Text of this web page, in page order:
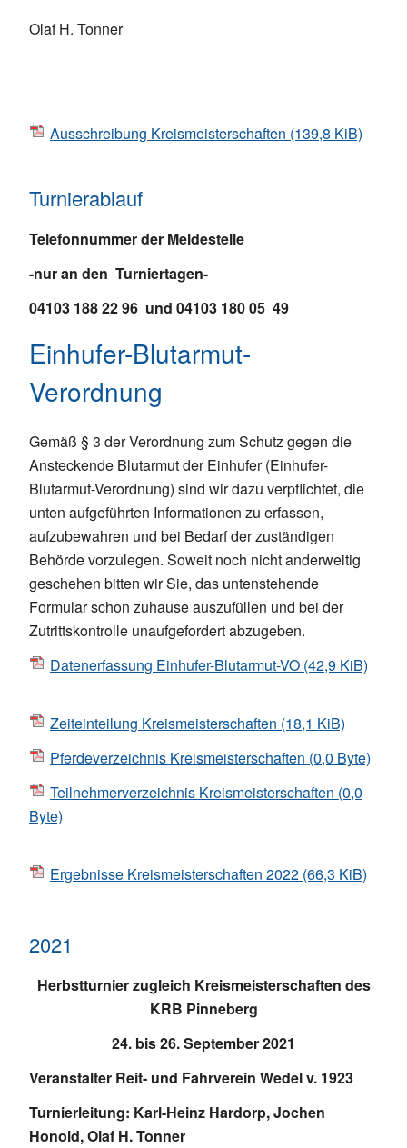
Olaf H. Tonner
Ausschreibung Kreismeisterschaften (139,8 KiB)
Turnierablauf
Telefonnummer der Meldestelle
-nur an den Turniertagen-
04103 188 22 96 und 04103 180 05 49
Einhufer-Blutarmut-
Verordnung
Gemäß § 3 der Verordnung zum Schutz gegen die
Ansteckende Blutarmut der Einhufer (Einhufer-
Blutarmut-Verordnung) sind wir dazu verpflichtet, die
unten aufgeführten Informationen zu erfassen,
aufzubewahren und bei Bedarf der zuständigen
Behörde vorzulegen. Soweit noch nicht anderweitig
geschehen bitten wir Sie, das untenstehende
Formular schon zuhause auszufüllen und bei der
Zutrittskontrolle unaufgefordert abzugeben.
Datenerfassung Einhufer-Blutarmut-VO (42,9 KiB)
Zeiteinteilung Kreismeisterschaften (18,1 KiB)
Pferdeverzeichnis Kreismeisterschaften (0,0 Byte)
Teilnehmerverzeichnis Kreismeisterschaften (0,0
Byte)
Ergebnisse Kreismeisterschaften 2022 (66,3 KiB)
2021
Herbstturnier zugleich Kreismeisterschaften des
KRB Pinneberg
24. bis 26. September 2021
Veranstalter Reit- und Fahrverein Wedel v. 1923
Turnierleitung: Karl-Heinz Hardorp, Jochen
Honold, Olaf H. Tonner